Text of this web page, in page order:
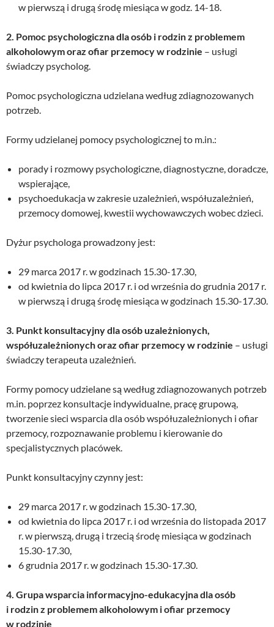
w pierwszą i drugą środę miesiąca w godz. 14-18.
2. Pomoc psychologiczna dla osób i rodzin z problemem
alkoholowym oraz ofiar przemocy w rodzinie – usługi
świadczy psycholog.
Pomoc psychologiczna udzielana według zdiagnozowanych
potrzeb.
Formy udzielanej pomocy psychologicznej to m.in.:
porady i rozmowy psychologiczne, diagnostyczne, doradcze,
wspierające,
psychoedukacja w zakresie uzależnień, współuzależnień,
przemocy domowej, kwestii wychowawczych wobec dzieci.
Dyżur psychologa prowadzony jest:
29 marca 2017 r. w godzinach 15.30-17.30,
od kwietnia do lipca 2017 r. i od września do grudnia 2017 r.
w pierwszą i drugą środę miesiąca w godzinach 15.30-17.30.
3. Punkt konsultacyjny dla osób uzależnionych,
współuzależnionych oraz ofiar przemocy w rodzinie – usługi
świadczy terapeuta uzależnień.
Formy pomocy udzielane są według zdiagnozowanych potrzeb
m.in. poprzez konsultacje indywidualne, pracę grupową,
tworzenie sieci wsparcia dla osób współuzależnionych i ofiar
przemocy, rozpoznawanie problemu i kie­rowanie do
specjalistycznych placówek.
Punkt konsultacyjny czynny jest:
29 marca 2017 r. w godzinach 15.30-17.30,
od kwietnia do lipca 2017 r. i od września do listopada 2017
r. w pierwszą, drugą i trzecią środę miesiąca w go­dzinach
15.30-17.30,
6 grudnia 2017 r. w godzinach 15.30-17.30.
4. Grupa wsparcia informacyjno-edukacyjna dla osób
i rodzin z problemem alkoholowym i ofiar przemocy
w rodzinie